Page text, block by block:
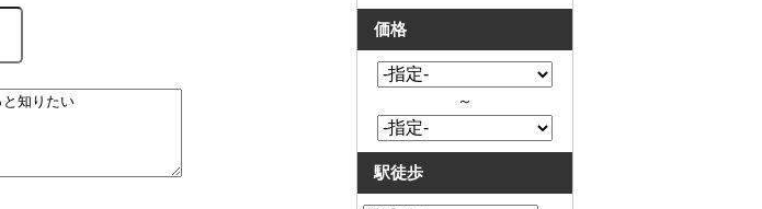
価格
～
駅徒歩